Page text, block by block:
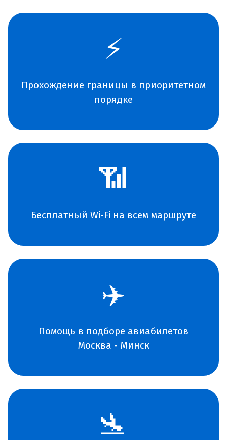
⚡
Прохождение границы в приоритетном
порядке
📶
Бесплатный Wi-Fi на всем маршруте
✈️
Помощь в подборе авиабилетов
Москва - Минск
🛬